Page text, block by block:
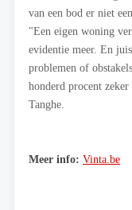
van een bod er niet
"Een eigen woning
evidentie meer. En
problemen of
honderd procent
Tanghe.
Meer info: Vinta.be